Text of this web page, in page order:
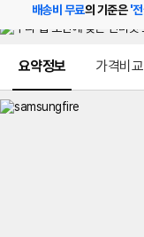
배송비 무료의 기준은'
요약정보 가격비교